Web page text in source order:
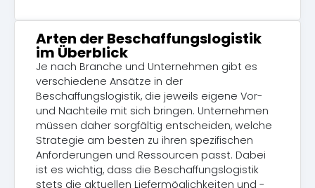
Arten der Beschaffungslogistik
im Überblick
Je nach Branche und Unternehmen gibt es
verschiedene Ansätze in der
Beschaffungslogistik, die jeweils eigene Vor-
und Nachteile mit sich bringen. Unternehmen
müssen daher sorgfältig entscheiden, welche
Strategie am besten zu ihren spezifischen
Anforderungen und Ressourcen passt. Dabei
ist es wichtig, dass die Beschaffungslogistik
stets die aktuellen Liefermöglichkeiten und -